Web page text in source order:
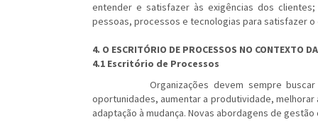
entender e satisfazer às exigências dos
pessoas, processos e tecnologias para satisfazer o
4. O ESCRITÓRIO DE PROCESSOS NO CONTEXTO
4.1 Escritório de Processos
Organizações devem sempre buscar
oportunidades, aumentar a produtividade,
adaptação à mudança. Novas abordagens de